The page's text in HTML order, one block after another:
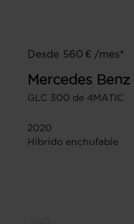
Desde 560 € /mes*
Mercedes Benz
GLC 300 de 4MATIC
2020
Híbrido enchufable